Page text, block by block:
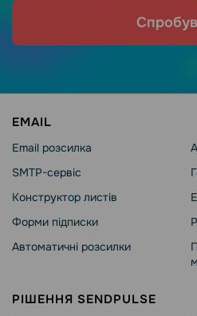
EMAIL
Email розсилка
SMTP-сервіс
Конструктор листів
Форми підписки
Автоматичні розсилки
РІШЕННЯ SENDPULSE